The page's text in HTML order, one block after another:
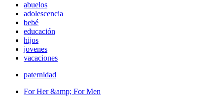
abuelos
adolescencia
bebé
educación
hijos
jovenes
vacaciones
paternidad
For Her &amp; For Men